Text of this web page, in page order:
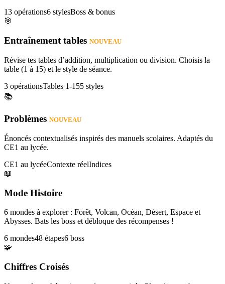
13 opérations6 stylesBoss & bonus
🎯
Entraînement tables NOUVEAU
Révise tes tables d’addition, multiplication ou division. Choisis la
table (1 à 15) et le style de séance.
3 opérationsTables 1-155 styles
📚
Problèmes NOUVEAU
Énoncés contextualisés inspirés des manuels scolaires. Adaptés du
CE1 au lycée.
CE1 au lycéeContexte réelIndices
📖
Mode Histoire
6 mondes à explorer : Forêt, Volcan, Océan, Désert, Espace et
Abysses. Bats les boss et débloque des récompenses !
6 mondes48 étapes6 boss
🧩
Chiffres Croisés